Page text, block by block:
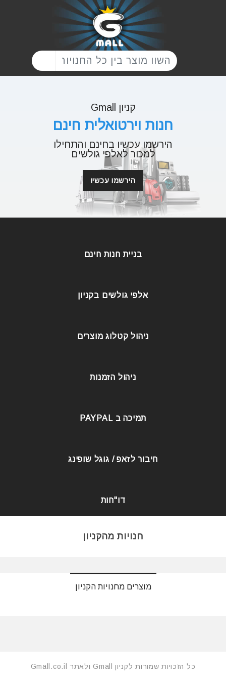
קניון Gmall
חנות וירטואלית חינם
הירשמו עכשיו בחינם והתחילו
למכור לאלפי גולשים
הירשמו עכשיו
בניית חנות חינם
אלפי גולשים בקניון
ניהול קטלוג מוצרים
ניהול הזמנות
תמיכה ב PAYPAL
חיבור לזאפ / גוגל שופינג
דו"חות
חנויות מהקניון
מוצרים מחנויות הקניון
כל הזכויות שמורות לקניון Gmall ולאתר Gmall.co.il